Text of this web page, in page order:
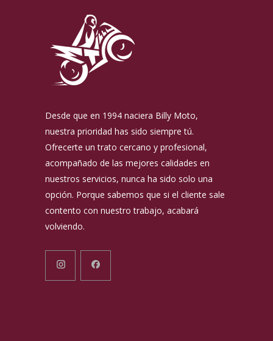
Desde que en 1994 naciera Billy Moto,
nuestra prioridad has sido siempre tú.
Ofrecerte un trato cercano y profesional,
acompañado de las mejores calidades en
nuestros servicios, nunca ha sido solo una
opción. Porque sabemos que si el cliente sale
contento con nuestro trabajo, acabará
volviendo.